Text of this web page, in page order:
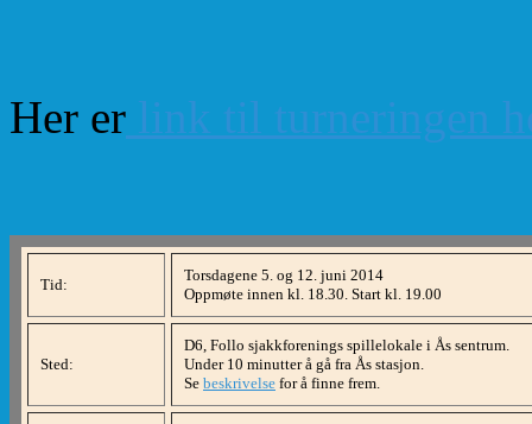
Her er link til turneringen
Tid:
Torsdagene 5. og 12. juni 2014
Oppmøte innen kl. 18.30. Start kl. 19.00
Sted:
D6, Follo sjakkforenings spillelokale i Ås sentrum.
Under 10 minutter å gå fra Ås stasjon.
Se beskrivelse for å finne frem.